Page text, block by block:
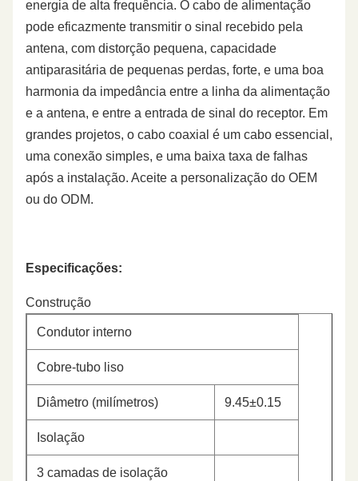
energia de alta frequência. O cabo de alimentação
pode eficazmente transmitir o sinal recebido pela
antena, com distorção pequena, capacidade
antiparasitária de pequenas perdas, forte, e uma boa
harmonia da impedância entre a linha da alimentação
e a antena, e entre a entrada de sinal do receptor. Em
grandes projetos, o cabo coaxial é um cabo essencial,
uma conexão simples, e uma baixa taxa de falhas
após a instalação. Aceite a personalização do OEM
ou do ODM.
Especificações:
Construção
Condutor interno
Cobre-tubo liso
Diâmetro (milímetros) 9.45±0.15
Isolação
3 camadas de isolação